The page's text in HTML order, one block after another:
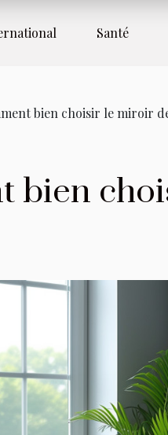
Santé
bien choisir le miroir
bien